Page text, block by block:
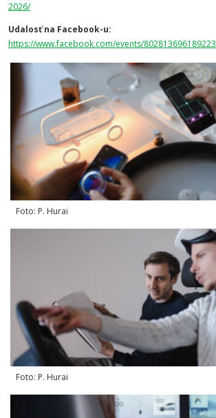
2026/
Udalosť na Facebook-u:
https://www.facebook.com/events/802813696189223
Foto: P. Hurai
Foto: P. Hurai